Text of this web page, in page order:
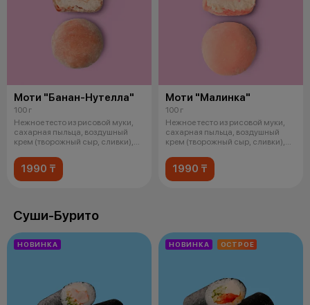
Моти "Банан-Нутелла"
100 г
Нежное тесто из рисовой муки,
сахарная пыльца, воздушный
крем (творожный сыр, сливки),
1990 ₸
Моти "Малинка"
100 г
Нежное тесто из рисовой муки,
сахарная пыльца, воздушный
крем (творожный сыр, сливки),
1990 ₸
Суши-Бурито
НОВИНКА НОВИНКА ОСТРОЕ